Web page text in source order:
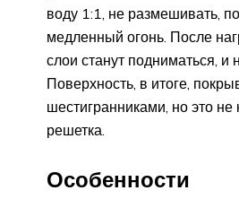
воду 1:1, не размешивать,
медленный огонь. После
слои станут подниматься, и
Поверхность, в итоге,
шестигранниками, но это не
решетка.
Особенности